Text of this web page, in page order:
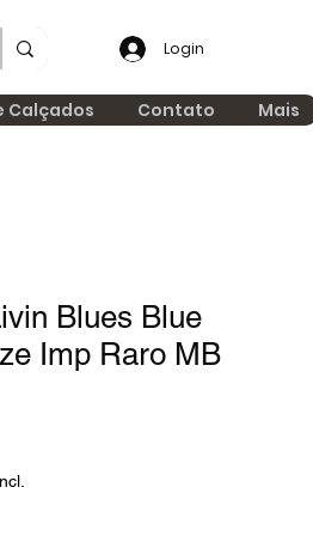
Login
Calçados Contato Mais
Blues Blue
Imp Raro MB